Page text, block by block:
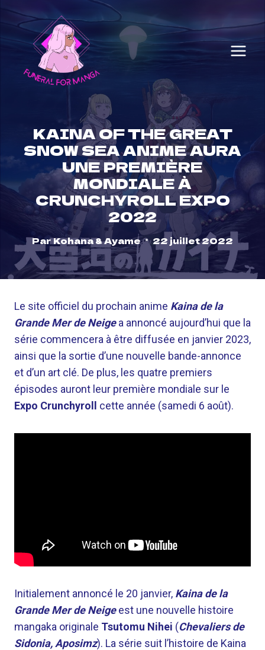
content
KAINA OF THE GREAT
SNOW SEA ANIME AURA
UNE PREMIÈRE
MONDIALE À
CRUNCHYROLL EXPO
2022
ParKohana & Ayame 22 juillet 2022
Le site officiel du prochain anime Kaina de la
Grande Mer de Neigea annoncé aujourd’hui que la
série commencera à être diffusée en janvier 2023,
ainsi que la sortie d’une nouvelle bande-annonce
et d’un art clé. De plus, les quatre premiers
épisodes auront leur première mondiale sur le
Expo Crunchyroll
cette année (samedi 6 août).
Initialement annoncé le 20 janvier, Kaina de la
Grande Mer de Neigeest une nouvelle histoire
mangaka originale Tsutomu Nihei (Chevaliers de
Sidonia, Aposimz). La série suit l’histoire de Kaina